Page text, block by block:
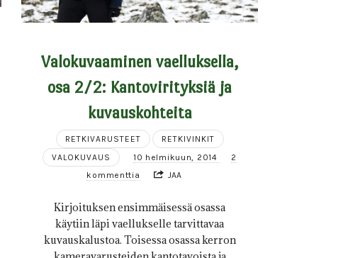
Valokuvaaminen vaelluksella,
osa 2/2: Kantovirityksiä ja
kuvauskohteita
RETKIVARUSTEET
RETKIVINKIT
VALOKUVAUS
10 helmikuun, 2014
2
kommenttia
JAA
Kirjoituksen ensimmäisessä osassa
käytiin läpi vaellukselle tarvittavaa
kuvauskalustoa. Toisessa osassa kerron